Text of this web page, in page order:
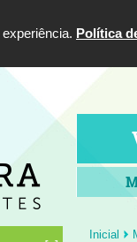
Política
Inicial